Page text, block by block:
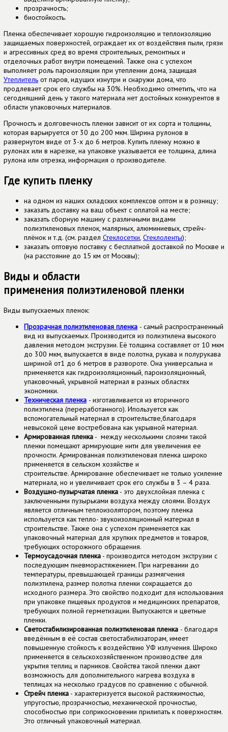
прозрачность;
биостойкость.
Пленка обеспечивает хорошую гидроизоляцию и теплоизоляцию
защищаемых поверхностей, ограждает их от воздействия пыли, грязи
и агрессивных сред во время строительных, ремонтных и
отделочных работ внутри помещений. Также она с успехом
выполняет роль пароизоляции при утеплении дома, защищая
Утеплитель от паров, идущих изнутри и снаружи дома, что
продлевает срок его службы на 30%. Необходимо отметить, что на
сегодняшний день у такого материала нет достойных конкурентов в
области упаковочных материалов.
Прочность и долговечность пленки зависит от их сорта и толщины,
которая варьируется от 30 до 200 мкм. Ширина рулонов в
развернутом виде от 3-х до 6 метров. Купить пленку можно в
рулонах или в нарезке, на упаковке указывается ее толщина, длина
рулона или отрезка, информация о производителе.
Где купить пленку
на одном из наших складских комплексов оптом и в розницу;
заказать доставку на ваш объект с оплатой на месте;
заказать сборную машину с различными видами
полиэтиленовых пленок, малярных, алюминиевых, стрейч-
плёнок и т.д. (см. раздел Стеклосетки, Стеклоленты);
заказать оптовую поставку с бесплатной доставкой по Москве и
(на расстояние до 15 км от Москвы);
Виды и области
применения полиэтиленовой пленки
Виды выпускаемых пленок:
Прозрачная полиэтиленовая пленка - самый распространенный
вид из выпускаемых. Производится из полиэтилена высокого
давления методом экструзии. Её толщина составляет от 10 мкм
до 300 мкм, выпускается в виде полотна, рукава и полурукава
шириной от1 до 6 метров в развороте. Она универсальна и
применяется как гидроизоляционный, пароизоляционный,
упаковочный, укрывной материал в разных областях
экономики.
Техническая пленка - изготавливается из вторичного
полиэтилена (переработанного). Ипользуется как
вспомогательный материал в строительстве,благодаря
невысокой цене востребована как укрывной материал.
Армированная пленка - между несколькими слоями такой
пленки помещают армирующие нити для увеличения ее
прочности. Армированная полиэтиленовая пленка широко
применяется в сельском хозяйстве и
строительстве. Армирование обеспечивает не только усиление
материала, но и увеличивает срок его службы в 3 – 4 раза.
Воздушно-пузырчатая пленка - это двухслойная пленка с
заключенными пузырьками воздуха между слоями. Воздух
является отличным теплоизолятором, поэтому пленка
используется как тепло- звукоизоляционный материал в
строительстве. Также она с успехом применяется как
упаковочный материал для хрупких предметов и товаров,
требующих осторожного обращения.
Термоусадочная пленка - производится методом экструзии с
последующим пневморастяжением. При нагревании до
температуры, превышающей границы размягчения
полиэтилена, размер полотна пленки сокращается до
исходного размера. Это свойство подходит для использования
при упаковке пищевых продуктов и медицинских препаратов,
требующих полной герметизации. Выпускаются и цветные
пленки.
Светостабилизированная полиэтиленовая пленка - благодаря
введённым в её состав светостабилизаторам, имеет
повышенную стойкость к воздействию УФ излучения. Широко
применяется в сельскохозяйственном производстве для
укрытия теплиц и парников. Свойства такой пленки дают
возможность для дополнительного нагрева воздуха в
теплицах на несколько градусов по сравнению с обычной.
Стрейч пленка - характеризуется высокой растяжимостью,
упругостью, прозрачностью, механической прочностью,
способностью при соприкосновении прилипать к поверхностям.
Это отличный упаковочный материал.